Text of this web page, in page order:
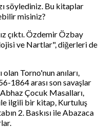
söylediniz. Bu kitaplar
misiniz?
çıktı. Özdemir Özbay
ve Nartlar", diğerleri de
Torno'nun anıları,
1864 arası son savaşlar
Çocuk Masalları,
ilgili bir kitap, Kurtuluş
2. Baskısı ile Abazaca